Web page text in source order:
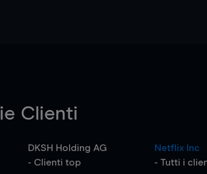
Clienti
DKSH Holding AG
- Clienti top
Netflix Inc
- Tutti i